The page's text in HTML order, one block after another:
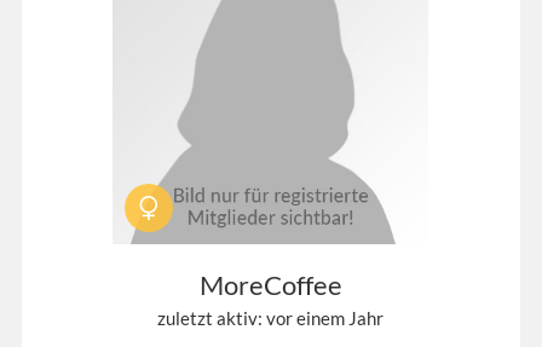
MoreCoffee
zuletzt aktiv: vor einem Jahr